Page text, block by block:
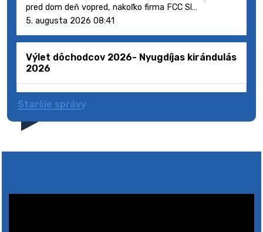
pred dom deň vopred, nakoľko firma FCC Sl…
5. augusta 2026 08:41
Výlet dôchodcov 2026- Nyugdíjas kirándulás
2026
Staršie správy